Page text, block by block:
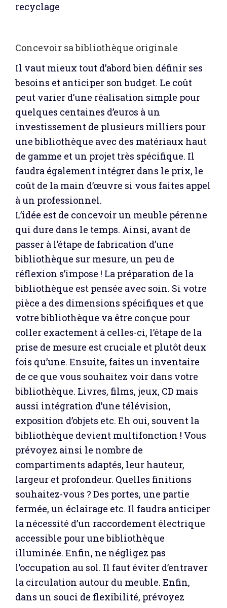
recyclage
Concevoir sa bibliothèque originale
Il vaut mieux tout d’abord bien définir ses
besoins et anticiper son budget. Le coût
peut varier d’une réalisation simple pour
quelques centaines d’euros à un
investissement de plusieurs milliers pour
une bibliothèque avec des matériaux haut
de gamme et un projet très spécifique. Il
faudra également intégrer dans le prix, le
coût de la main d’œuvre si vous faites appel
à un professionnel.
L’idée est de concevoir un meuble pérenne
qui dure dans le temps. Ainsi, avant de
passer à l’étape de fabrication d’une
bibliothèque sur mesure, un peu de
réflexion s’impose ! La préparation de la
bibliothèque est pensée avec soin. Si votre
pièce a des dimensions spécifiques et que
votre bibliothèque va être conçue pour
coller exactement à celles-ci, l’étape de la
prise de mesure est cruciale et plutôt deux
fois qu’une. Ensuite, faites un inventaire
de ce que vous souhaitez voir dans votre
bibliothèque. Livres, films, jeux, CD mais
aussi intégration d’une télévision,
exposition d’objets etc. Eh oui, souvent la
bibliothèque devient multifonction ! Vous
prévoyez ainsi le nombre de
compartiments adaptés, leur hauteur,
largeur et profondeur. Quelles finitions
souhaitez-vous ? Des portes, une partie
fermée, un éclairage etc. Il faudra anticiper
la nécessité d’un raccordement électrique
accessible pour une bibliothèque
illuminée. Enfin, ne négligez pas
l’occupation au sol. Il faut éviter d’entraver
la circulation autour du meuble. Enfin,
dans un souci de flexibilité, prévoyez